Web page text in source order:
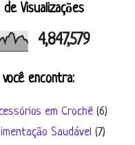
de Visualizações
4,847,579
encontra:
em Crochê (6)
Saudável (7)